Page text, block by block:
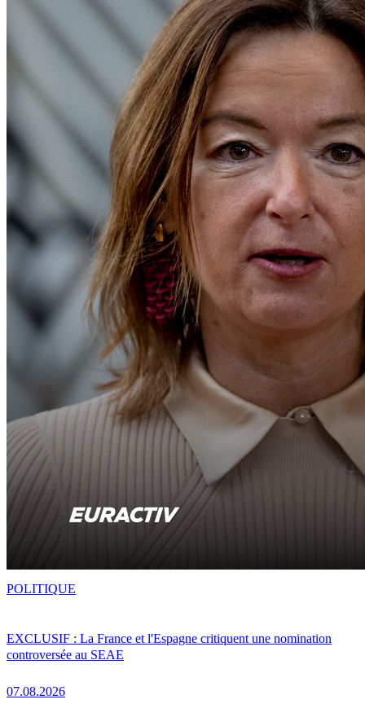
EXCLUSIF : La France et l'Espagne critiquent une nomination
controversée au SEAE
07.08.2026
POLITIQUE